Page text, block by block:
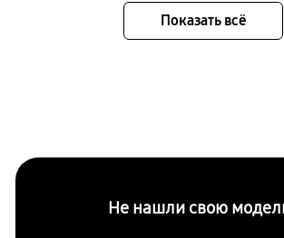
Показать всё
Не нашли свою